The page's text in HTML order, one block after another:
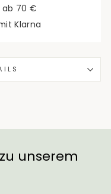
ab 70 €
Klarna
unserem